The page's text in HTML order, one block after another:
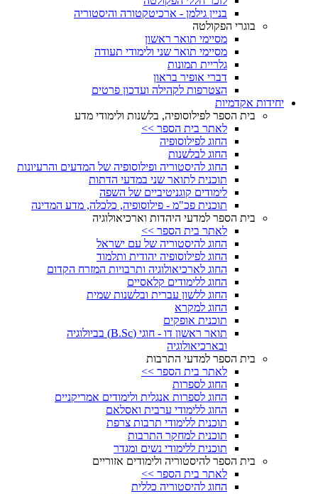
בניין גילמן - ארכיטקטורה והיסטוריה
בוגרי הפקולטה
מסיימי תואר ראשון
מסיימי תואר שני ולימודי תעודה
גלריית תמונות
דברי אופיר בראון
הצטרפות לקהילה ועדכון פרטים
יחידות אקדמיות
בית הספר לפילוסופיה, בלשנות ולימודי מדע
לאתר בית הספר >>
החוג לפילוסופיה
החוג לבלשנות
החוג להיסטוריה ופילוסופיה של המדעים והרעיונות
תוכנית לתואר שני במדעי הדתות
לימודים קוגניטיביים של השפה
תוכנית פכ"מ - פילוסופיה, כלכלה, מדע המדינה
בית הספר למדעי היהדות וארכיאולוגיה
לאתר בית הספר >>
החוג להיסטוריה של עם ישראל
החוג לפילוסופיה יהודית ותלמוד
החוג לארכיאולוגיה ותרבויות המזרח הקדום
החוג ללימודים קלאסיים
החוג ללשון עברית ובלשנות שמית
החוג למקרא
תוכנית אופקים
תואר ראשון דו - חוגי (B.Sc) בביולוגיה
ובארכיאולוגיה
בית הספר למדעי התרבות
לאתר בית הספר >>
החוג לספרות
החוג לספרות אנגלית ולימודים אמריקניים
החוג ללימודי ערבית ואסלאם
תוכנית ללימודי תרבות צרפת
תוכנית למחקר התרבות
תוכנית ללימודי נשים ומגדר
בית הספר להיסטוריה ולימודים אזוריים
לאתר בית הספר >>
החוג להיסטוריה כללית